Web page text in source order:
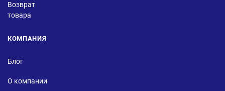
Возврат
товара
КОМПАНИЯ
Блог
О компании